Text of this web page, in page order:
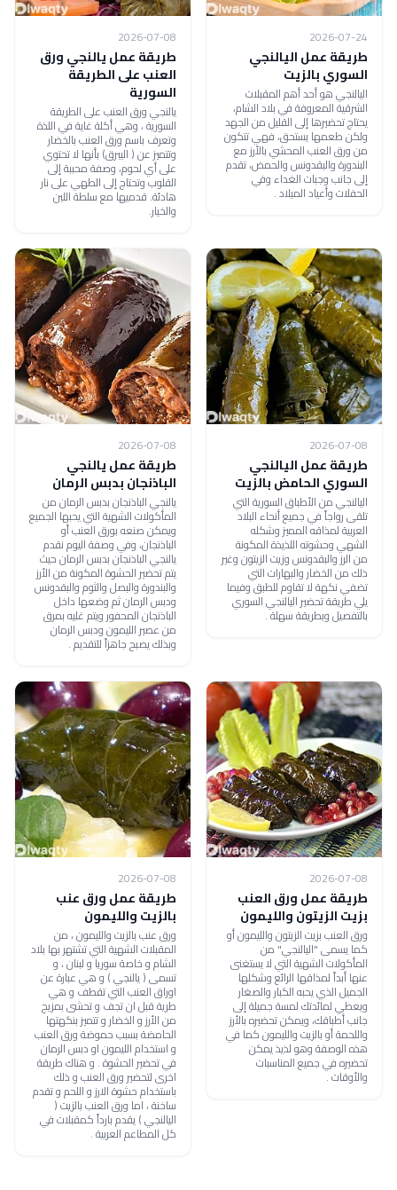
2026-07-24
طريقة عمل اليالنجي
السوري بالزيت
اليالنجي هو أحد أهم المقبلات
الشرقية المعروفة في بلاد الشام،
يحتاج تحضيرها إلى القليل من الجهد
ولكن طعمها يستحق، فهي تتكون
من ورق العنب المحشي بالأرز مع
البندورة والبقدونس والحمض، تقدم
إلى جانب وجبات الغداء وفي
الحفلات وأعياد الميلاد .
2026-07-08
طريقة عمل يالنجي ورق
العنب على الطريقة
السورية
يالنجي ورق العنب على الطريقة
السورية ، وهي أكلة غاية في اللذة
وتعرف باسم ورق العنب بالخضار
وتتميز عن ( اليبرق) بأنها لا تحتوي
على أي لحوم، وصفة محببة إلى
القلوب وتحتاج إلى الطهي على نار
هادئة. قدميها مع سلطة اللبن
والخيار.
2026-07-08
طريقة عمل اليالنجي
السوري الحامض بالزيت
اليالنجي من الأطباق السورية التي
تلقى رواجاً في جميع أنحاء البلاد
العربية لمذاقه المميز وشكله
الشهي وحشوته اللذيذة المكونة
من الرز والبقدونس وزيت الزيتون وغير
ذلك من الخضار والبهارات التي
تضفي نكهة لا تقاوم للطبق وفيما
يلي طريقة تحضير اليالنجي السوري
بالتفصيل وبطريقة سهلة .
2026-07-08
طريقة عمل يالنجي
الباذنجان بدبس الرمان
يالنجي الباذنجان بدبس الرمان من
المأكولات الشهية التي يحبها الجميع
ويمكن صنعه بورق العنب أو
الباذنجان، وفي وصفة اليوم نقدم
يالنجي الباذنجان بدبس الرمان حيث
يتم تحضير الحشوة المكونة من الأرز
والبندورة والبصل والثوم والبقدونس
ودبس الرمان ثم وضعها داخل
الباذنجان المحفور ويتم غليه بمرق
من عصير الليمون ودبس الرمان
وبذلك يصبح جاهزاً للتقديم .
2026-07-08
طريقة عمل ورق العنب
بزيت الزيتون والليمون
ورق العنب بزيت الزيتون والليمون أو
كما يسمى "اليالنجي" من
المأكولات الشهية التي لا يستغنى
عنها أبداً لمذاقها الرائع وشكلها
الجميل الذي يحبه الكبار والصغار
ويعطي لمائدتك لمسة جميلة إلى
جانب أطباقك، ويمكن تحضيره بالأرز
واللحمة أو بالزيت والليمون كما في
هذه الوصفة وهو لذيذ يمكن
تحضيره في جميع المناسبات
والأوقات .
2026-07-08
طريقة عمل ورق عنب
بالزيت والليمون
ورق عنب بالزيت والليمون ، من
المقبلات الشهية التي تشتهر بها بلاد
الشام و خاصة سوريا و لبنان ، و
تسمى ( يالنجي ) و هي عبارة عن
اوراق العنب التي تقطف و هي
طرية قبل ان تجف و تحشى بمزيج
من الأرز و الخضار و تتميز بنكهتها
الحامضة بسبب حموضة ورق العنب
و استخدام الليمون او دبس الرمان
في تحضير الحشوة . و هناك طريقة
اخرى لتحضير ورق العنب و ذلك
باستخدام حشوة الارز و اللحم و تقدم
ساخنة ، اما ورق العنب بالزيت (
اليالنجي ) يقدم بارداً كمقبلات في
كل المطاعم العربية .